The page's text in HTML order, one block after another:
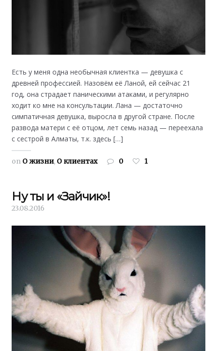
Есть у меня одна необычная клиентка — девушка с
древней профессией. Назовём её Ланой, ей сейчас 21
год, она страдает паническими атаками, и регулярно
ходит ко мне на консультации. Лана — достаточно
симпатичная девушка, выросла в другой стране. После
развода матери с её отцом, лет семь назад — переехала
с сестрой в Алматы, т.к. здесь […]
on О жизни, О клиентах 0 1
Ну ты и «Зайчик»!
23.08.2016